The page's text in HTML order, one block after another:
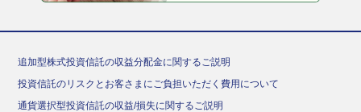
追加型株式投資信託の収益分配金に関するご説明
投資信託のリスクとお客さまにご負担いただく費用について
通貨選択型投資信託の収益/損失に関するご説明